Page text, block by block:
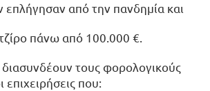
επλήγησαν από την πανδημία και
πάνω από 100.000 €.
τους φορολογικούς
επιχειρήσεις που: